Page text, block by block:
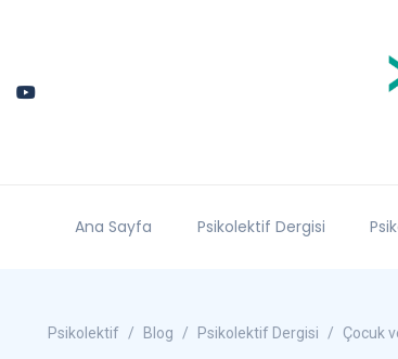
Ana Sayfa Psikolektif Dergisi
Psikolektif Blog Psikolektif Dergisi Çocuk